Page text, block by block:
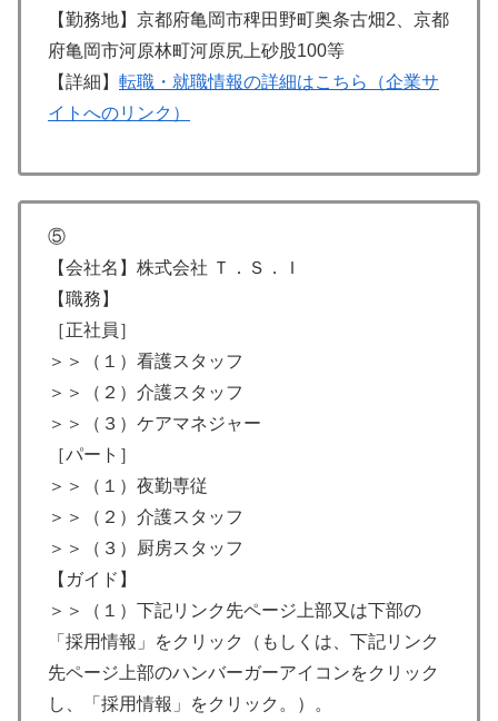
【勤務地】京都府亀岡市稗田野町奥条古畑2、京都
府亀岡市河原林町河原尻上砂股100等
【詳細】 転職・就職情報の詳細はこちら（企業サ
イトへのリンク）
⑤
【会社名】株式会社 Ｔ．Ｓ．Ｉ
【職務】
［正社員］
＞＞（１）看護スタッフ
＞＞（２）介護スタッフ
＞＞（３）ケアマネジャー
［パート］
＞＞（１）夜勤専従
＞＞（２）介護スタッフ
＞＞（３）厨房スタッフ
【ガイド】
＞＞（１）下記リンク先ページ上部又は下部の
「採用情報」をクリック（もしくは、下記リンク
先ページ上部のハンバーガーアイコンをクリック
し、「採用情報」をクリック。）。